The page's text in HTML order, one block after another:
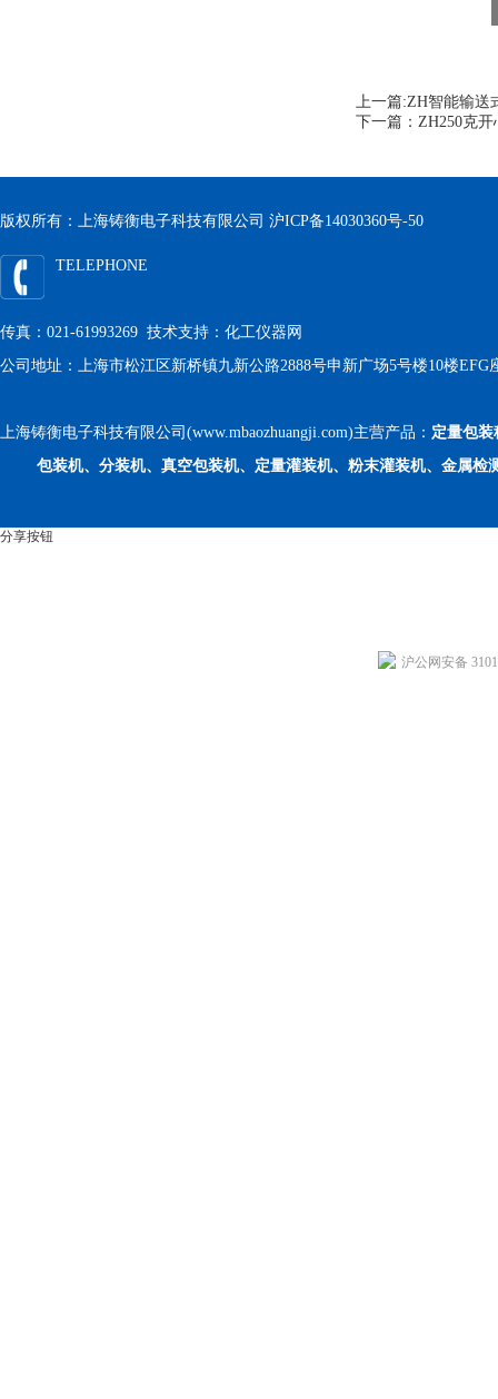
上一篇:ZH智能输送
下一篇： ZH250克
版权所有：上海铸衡电子科技有限公司 沪ICP备14030360号-50
TELEPHONE
传真：021-61993269 技术支持： 化工仪器网
公司地址：上海市松江区新桥镇九新公路2888号申新广场5号楼10楼EFG
上海铸衡电子科技有限公司(www.mbaozhuangji.com)主营产品： 定量包装
包装机、分装机、真空包装机、定量灌装机、粉末灌装机、金属检
分享按钮
沪公网安备